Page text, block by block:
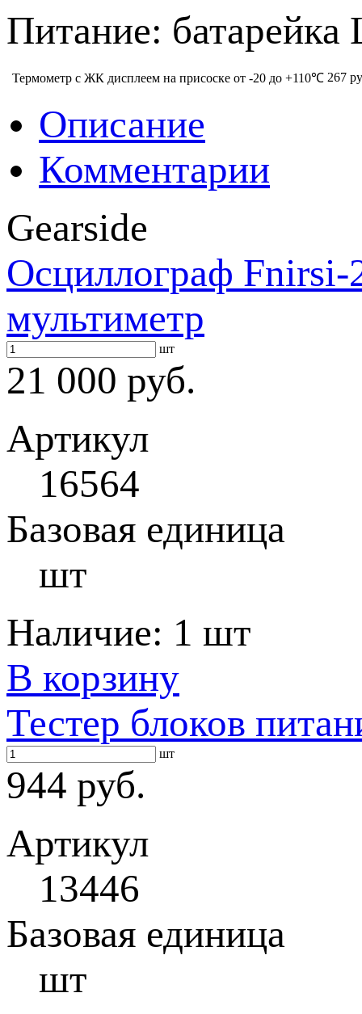
Питание: батарейка
Термометр с ЖК дисплеем на присоске от -20 до +110℃ 267
Описание
Комментарии
Gearside
Осциллограф Fnirsi-
мультиметр
шт
21 000 руб.
Артикул
16564
Базовая единица
шт
Наличие: 1 шт
В корзину
Тестер блоков
шт
944 руб.
Артикул
13446
Базовая единица
шт